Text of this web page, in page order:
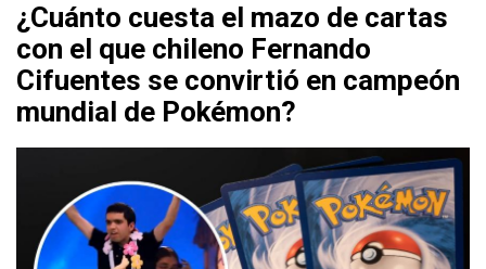
¿Cuánto cuesta el mazo de cartas
con el que chileno Fernando
Cifuentes se convirtió en campeón
mundial de Pokémon?